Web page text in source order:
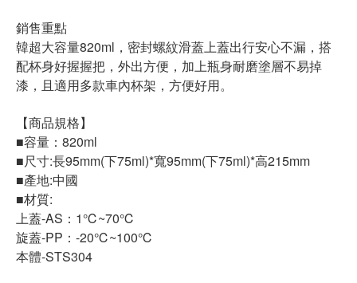
銷售重點
韓超大容量820ml，密封螺紋滑蓋上蓋出行安心不漏，搭
配杯身好握握把，外出方便，加上瓶身耐磨塗層不易掉
漆，且適用多款車內杯架，方便好用。
【商品規格】
■容量：820ml
■尺寸:長95mm(下75ml)*寬95mm(下75ml)*高215mm
■產地:中國
■材質:
上蓋-AS：1℃~70℃
旋蓋-PP：-20℃~100℃
本體-STS304